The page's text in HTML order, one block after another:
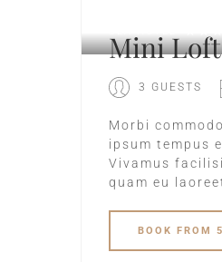
Mini Loft
3 GUESTS
Morbi
ipsum tempus
Vivamus
quam eu
BOOK FROM